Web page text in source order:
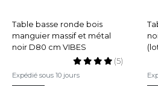
Table basse ronde bois
manguier massif et métal
noir D80 cm VIBES
Expédié sous 10 jours
(5)